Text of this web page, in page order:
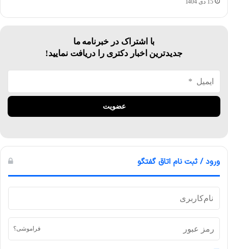
15 دی 1404
با اشتراک در خبرنامه ما
جدیدترین اخبار دکتری را دریافت نمایید!
ورود / ثبت نام اتاق گفتگو
فراموشی؟